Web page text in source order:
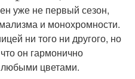
уже не первый сезон,
и монохромности.
ни того ни другого, но
он гармонично
любыми цветами.